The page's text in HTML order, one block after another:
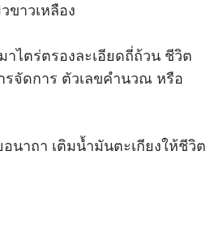
าวเหลือง
ไตร่ตรองละเอียดถี่ถ้วน ชีวิต
รจัดการ ตัวเลขคำนวณ หรือ
นาถา เติมน้ำมันตะเกียงให้ชีวิต